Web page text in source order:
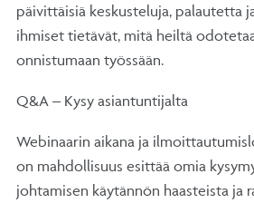
päivittäisiä keskusteluja, palautetta
ihmiset tietävät, mitä heiltä
onnistumaan työssään.
Q&A – Kysy asiantuntijalta
Webinaarin aikana ja
on mahdollisuus esittää omia
johtamisen käytännön haasteista ja